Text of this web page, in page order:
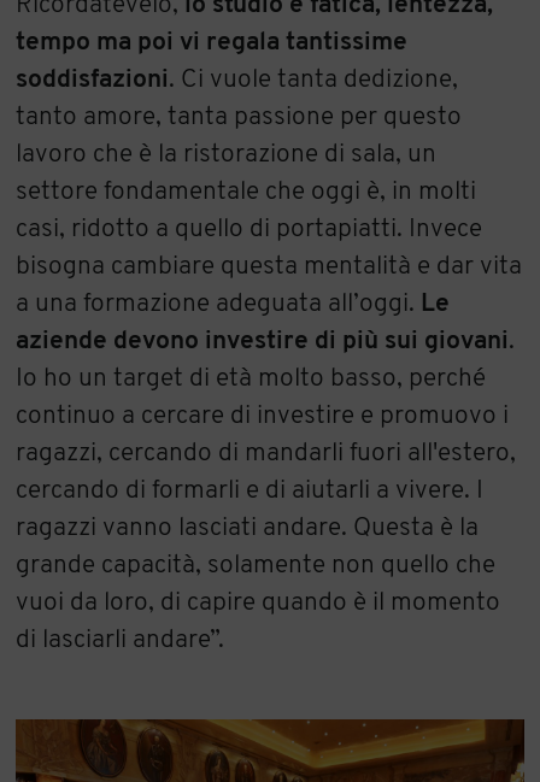
Ricordatevelo,
lo studio è fatica, lentezza,
tempo ma poi vi regala tantissime
soddisfazioni. Ci vuole tanta dedizione,
tanto amore, tanta passione per questo
lavoro che è la ristorazione di sala, un
settore fondamentale che oggi è, in molti
casi, ridotto a quello di portapiatti. Invece
bisogna cambiare questa mentalità e dar vita
a una formazione adeguata all’oggi. Le
aziende devono investire di più sui giovani.
Io ho un target di età molto basso, perché
continuo a cercare di investire e promuovo i
ragazzi, cercando di mandarli fuori all'estero,
cercando di formarli e di aiutarli a vivere. I
ragazzi vanno lasciati andare. Questa è la
grande capacità, solamente non quello che
vuoi da loro, di capire quando è il momento
di lasciarli andare”.